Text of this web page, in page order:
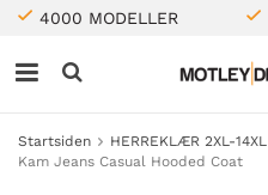
4000 MODELLER
Startsiden HERREKLÆR 2XL-14XL
Kam Jeans Casual Hooded Coat